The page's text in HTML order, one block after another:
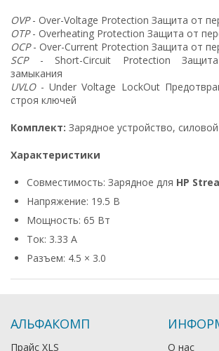
OVP- Over-Voltage Protection Защита от
OTP- Overheating Protection Защита от
OCP- Over-Current Protection Защита от
SCP- Short-Circuit Protection
замыкания
UVLO- Under Voltage LockOut
строя ключей
Комплект: Зарядное устройство,
Характеристики
Совместимость: Зарядное для HP
Напряжение: 19.5 В
Мощность: 65 Вт
Ток: 3.33 А
Разъем: 4.5 × 3.0
АЛЬФАКОМП
Прайс XLS
О нас